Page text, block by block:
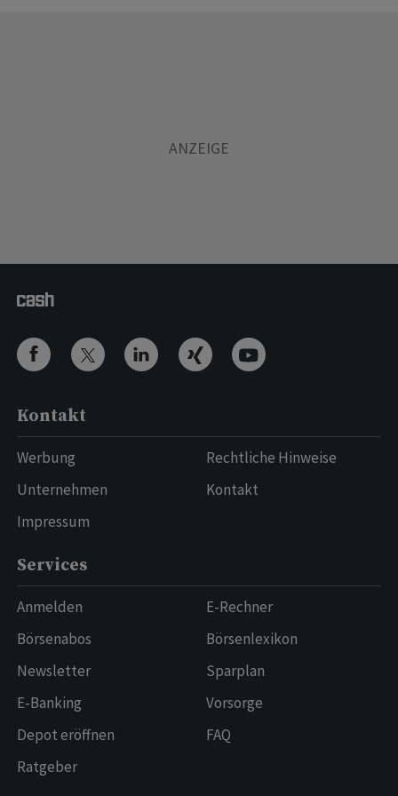
Kontakt
Werbung
Unternehmen
Impressum
Rechtliche Hinweise
Kontakt
Services
Anmelden
Börsenabos
Newsletter
E-Banking
Depot eröffnen
Ratgeber
E-Rechner
Börsenlexikon
Sparplan
Vorsorge
FAQ